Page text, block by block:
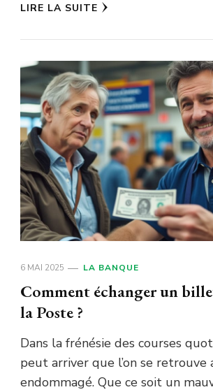
LIRE LA SUITE
6 MAI 2025 LA BANQUE
Comment échanger un
la Poste ?
Dans la frénésie des courses
peut arriver que l’on se
endommagé. Que ce soit un